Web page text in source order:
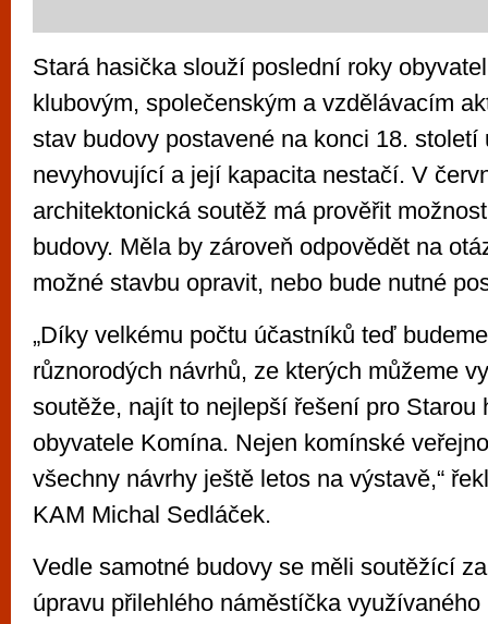
Stará hasička slouží poslední roky
klubovým, společenským a vzdělávacím
stav budovy postavené na konci 18. století
nevyhovující a její kapacita nestačí. V
architektonická soutěž má prověřit
budovy. Měla by zároveň odpovědět na
možné stavbu opravit, nebo bude nutné
„Díky velkému počtu účastníků teď
různorodých návrhů, ze kterých můžeme
soutěže, najít to nejlepší řešení pro Starou
obyvatele Komína. Nejen komínské
všechny návrhy ještě letos na výstavě,“
KAM Michal Sedláček.
Vedle samotné budovy se měli soutěžící
úpravu přilehlého náměstíčka